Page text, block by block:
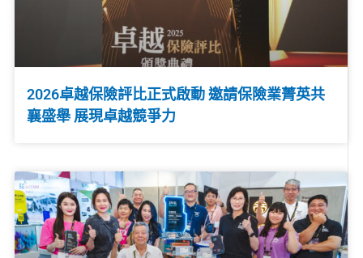
2026卓越保險評比正式啟動 邀請保險業菁英共
襄盛舉 展現卓越競爭力